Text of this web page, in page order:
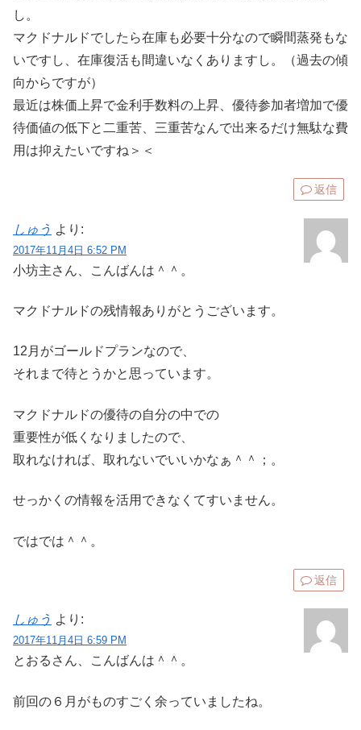
し。
マクドナルドでしたら在庫も必要十分なので瞬間蒸発もな
いですし、在庫復活も間違いなくありますし。（過去の傾
向からですが）
最近は株価上昇で金利手数料の上昇、優待参加者増加で優
待価値の低下と二重苦、三重苦なんで出来るだけ無駄な費
用は抑えたいですね＞＜
返信
しゅう より:
2017年11月4日 6:52 PM
小坊主さん、こんばんは＾＾。
マクドナルドの残情報ありがとうございます。
12月がゴールドプランなので、
それまで待とうかと思っています。
マクドナルドの優待の自分の中での
重要性が低くなりましたので、
取れなければ、取れないでいいかなぁ＾＾；。
せっかくの情報を活用できなくてすいません。
ではでは＾＾。
返信
しゅう より:
2017年11月4日 6:59 PM
とおるさん、こんばんは＾＾。
前回の６月がものすごく余っていましたね。